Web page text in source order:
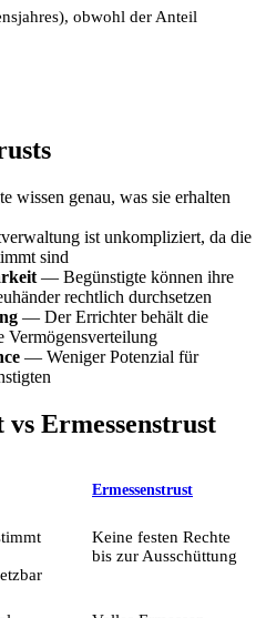
obwohl der Anteil
wissen genau, was sie erhalten
ist unkompliziert, da die
sind
— Begünstigte können ihre
rechtlich durchsetzen
— Der Errichter behält die
Vermögensverteilung
— Weniger Potenzial für
Ermessenstrust
Ermessenstrust
Keine festen Rechte
bis zur Ausschüttung